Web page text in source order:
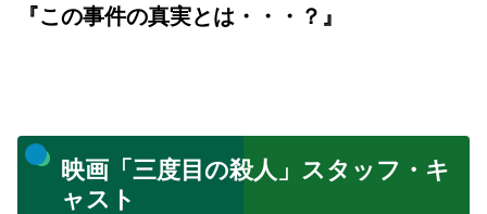
『この事件の真実とは・・・？』
映画「三度目の殺人」スタッフ・キ
ャスト